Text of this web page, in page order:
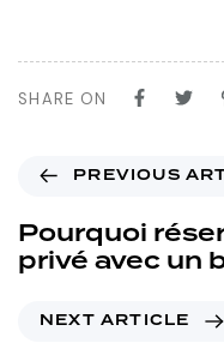
SHARE ON
PREVIOUS
Pourquoi
privé avec un
NEXT ARTICLE